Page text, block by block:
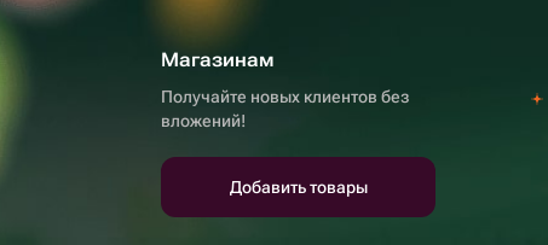
Магазинам
Получайте новых клиентов без
вложений!
Добавить товары